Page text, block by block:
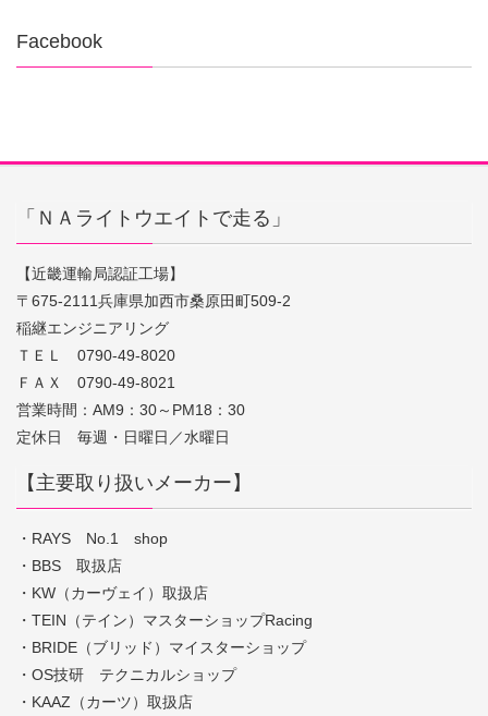
Facebook
「ＮＡライトウエイトで走る」
【近畿運輸局認証工場】
〒675-2111兵庫県加西市桑原田町509-2
稲継エンジニアリング
ＴＥＬ 0790-49-8020
ＦＡＸ 0790-49-8021
営業時間：AM9：30～PM18：30
定休日 毎週・日曜日／水曜日
【主要取り扱いメーカー】
・RAYS No.1 shop
・BBS 取扱店
・KW（カーヴェイ）取扱店
・TEIN（テイン）マスターショップRacing
・BRIDE（ブリッド）マイスターショップ
・OS技研 テクニカルショップ
・KAAZ（カーツ）取扱店